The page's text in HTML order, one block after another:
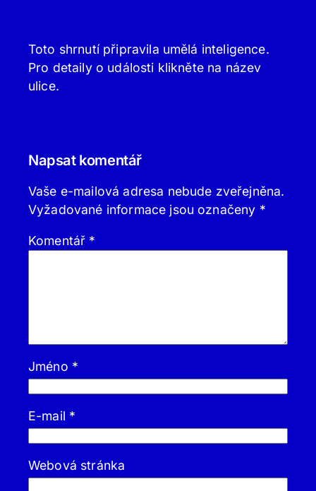
Toto shrnutí připravila umělá inteligence.
Pro detaily o události klikněte na název
ulice.
Napsat komentář
Vaše e-mailová adresa nebude zveřejněna.
Vyžadované informace jsou označeny *
Komentář *
Jméno *
E-mail *
Webová stránka